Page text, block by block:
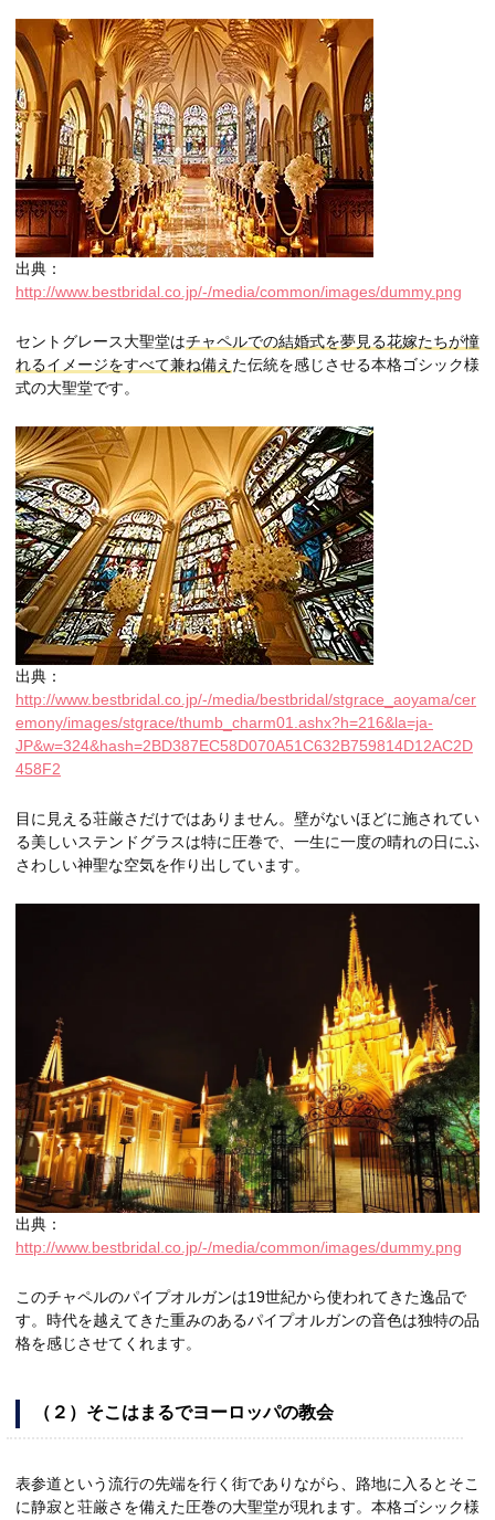
出典：
http://www.bestbridal.co.jp/-/media/common/images/dummy.png
セントグレース大聖堂はチャペルでの結婚式を夢見る花嫁たちが憧
れるイメージをすべて兼ね備え た伝統を感じさせる本格ゴシック様
式の大聖堂です。
出典：
http://www.bestbridal.co.jp/-/media/bestbridal/stgrace_aoyama/cer
emony/images/stgrace/thumb_charm01.ashx?h=216&la=ja-
JP&w=324&hash=2BD387EC58D070A51C632B759814D12AC2D
458F2
目に見える荘厳さだけではありません。壁がないほどに施されてい
る美しいステンドグラスは特に圧巻で、一生に一度の晴れの日にふ
さわしい神聖な空気を作り出しています。
出典：
http://www.bestbridal.co.jp/-/media/common/images/dummy.png
このチャペルのパイプオルガンは19世紀から使われてきた逸品で
す。時代を越えてきた重みのあるパイプオルガンの音色は独特の品
格を感じさせてくれます。
（２）そこはまるでヨーロッパの教会
表参道という流行の先端を行く街でありながら、路地に入るとそこ
に静寂と荘厳さを備えた圧巻の大聖堂が現れます。本格ゴシック様